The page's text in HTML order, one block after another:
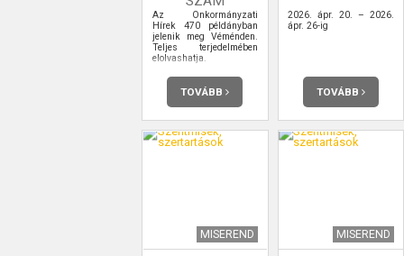
Az Önkormányzati
Hírek 470 példányban
jelenik meg Véménden.
Teljes terjedelmében
elolvashatja.
TOVÁBB
2026. ápr. 20. – 2026.
ápr. 26-ig
TOVÁBB
MISEREND MISEREND